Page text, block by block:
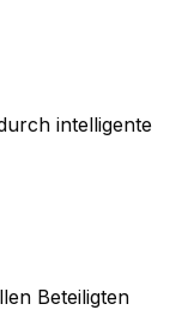
intelligente
Beteiligten